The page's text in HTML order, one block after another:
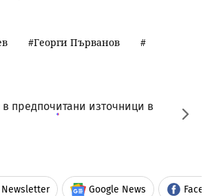
Георги Първанов
предпочитани източници в
Newsletter Google News